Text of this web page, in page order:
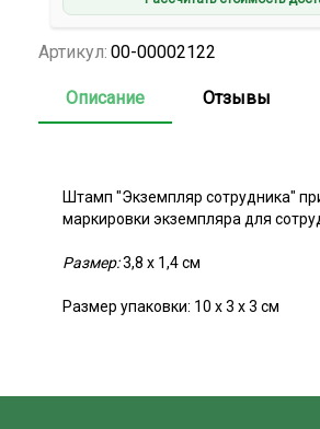
Артикул: 00-00002122
Описание Отзывы
Штамп "Экземпляр сотрудника"
маркировки экземпляра для
Размер:3,8 х 1,4 см
Размер упаковки: 10 х 3 х 3 см